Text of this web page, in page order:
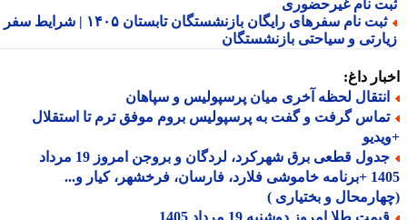
نام غیرحضوری
ثبت نام سفرهای رایگان بازنشستگان تابستان ۱۴۰۵ | شرایط سفر
و سیاحتی بازنشستگان
داغ:
لحظه آخری میان پرسپولیس و سپاهان
گرفت و گفت به پرسپولیس بروم موفق ترم تا استقلال
جدول قطعی برق شهرکرد، لردگان و بروجن امروز 19 مرداد
1405 +برنامه خاموشی فلارد، فارسان، فرخشهر، کیار و...
و بختیاری )